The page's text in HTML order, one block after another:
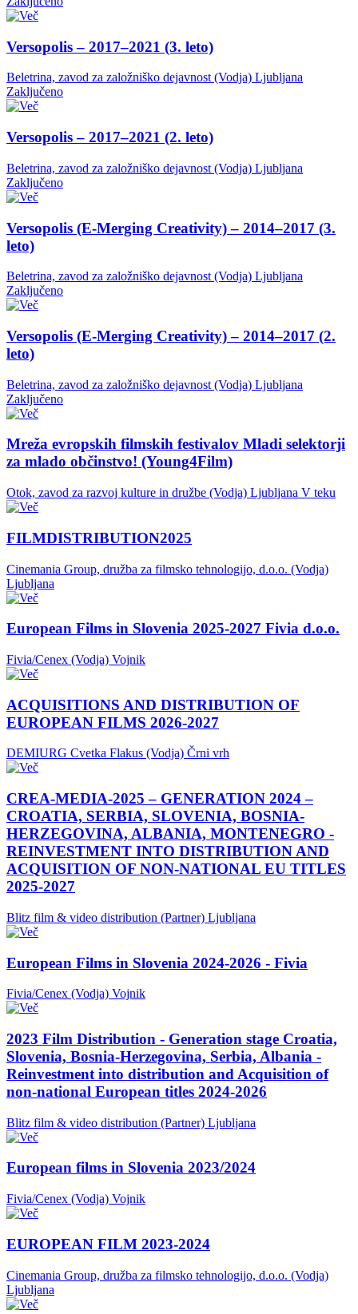
Versopolis – 2017–2021 (3. leto)
Beletrina, zavod za založniško dejavnost (Vodja) Ljubljana
Zaključeno
Versopolis – 2017–2021 (2. leto)
Beletrina, zavod za založniško dejavnost (Vodja) Ljubljana
Zaključeno
Versopolis (E-Merging Creativity) – 2014–2017 (3.
leto)
Beletrina, zavod za založniško dejavnost (Vodja) Ljubljana
Zaključeno
Versopolis (E-Merging Creativity) – 2014–2017 (2.
leto)
Beletrina, zavod za založniško dejavnost (Vodja) Ljubljana
Zaključeno
Mreža evropskih filmskih festivalov Mladi selektorji
za mlado občinstvo! (Young4Film)
Otok, zavod za razvoj kulture in družbe (Vodja) Ljubljana V teku
FILMDISTRIBUTION2025
Cinemania Group, družba za filmsko tehnologijo, d.o.o. (Vodja)
Ljubljana
European Films in Slovenia 2025-2027 Fivia d.o.o.
Fivia/Cenex (Vodja) Vojnik
ACQUISITIONS AND DISTRIBUTION OF
EUROPEAN FILMS 2026-2027
DEMIURG Cvetka Flakus (Vodja) Črni vrh
CREA-MEDIA-2025 – GENERATION 2024 –
CROATIA, SERBIA, SLOVENIA, BOSNIA-
HERZEGOVINA, ALBANIA, MONTENEGRO -
REINVESTMENT INTO DISTRIBUTION AND
ACQUISITION OF NON-NATIONAL EU TITLES
2025-2027
Blitz film & video distribution (Partner) Ljubljana
European Films in Slovenia 2024-2026 - Fivia
Fivia/Cenex (Vodja) Vojnik
2023 Film Distribution - Generation stage Croatia,
Slovenia, Bosnia-Herzegovina, Serbia, Albania -
Reinvestment into distribution and Acquisition of
non-national European titles 2024-2026
Blitz film & video distribution (Partner) Ljubljana
European films in Slovenia 2023/2024
Fivia/Cenex (Vodja) Vojnik
EUROPEAN FILM 2023-2024
Cinemania Group, družba za filmsko tehnologijo, d.o.o. (Vodja)
Ljubljana